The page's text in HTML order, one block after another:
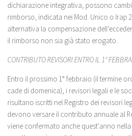
dichiarazione integrativa, possono
rimborso, indicata nei Mod. Unico o Irap
alternativa la compensazione
il rimborso non sia già stato erogato.
CONTRIBUTO REVISORI ENTRO IL 1°
Entro il prossimo 1° febbraio (il termine
cade di domenica), i revisori legali e le
risultano iscritti nel Registro dei revisori
devono versare il contributo annuale al
viene confermato anche quest'anno nella